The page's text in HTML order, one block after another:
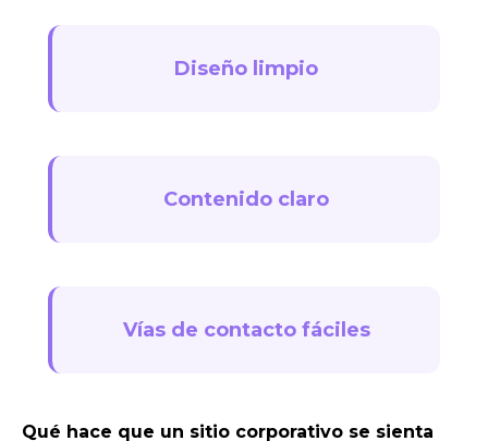
Diseño limpio
Contenido claro
Vías de contacto fáciles
Qué hace que un sitio corporativo se sienta